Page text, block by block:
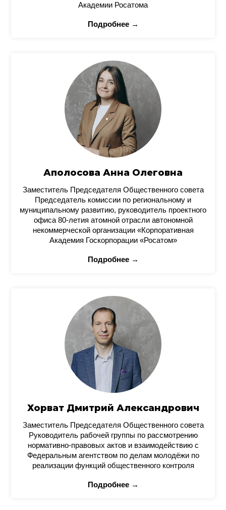
Академии Росатома
Подробнее →
Аполосова Анна Олеговна
Заместитель Председателя Общественного совета
Председатель комиссии по региональному и
муниципальному развитию, руководитель проектного
офиса 80-летия атомной отрасли автономной
некоммерческой организации «Корпоративная
Академия Госкорпорации «Росатом»
Подробнее →
Хорват Дмитрий Александрович
Заместитель Председателя Общественного совета
Руководитель рабочей группы по рассмотрению
нормативно-правовых актов и взаимодействию с
Федеральным агентством по делам молодёжи по
реализации функций общественного контроля
Подробнее →